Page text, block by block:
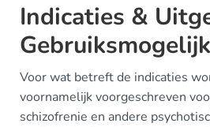
Indicaties &
Voor wat betreft de indicaties
voornamelijk voorgeschreven
schizofrenie en andere